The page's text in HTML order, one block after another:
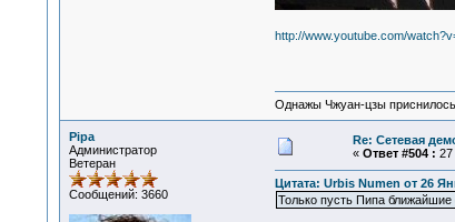
http://www.youtube.com/
Однажы Чжуан-цзы
Pipa
Администратор
Ветеран
Сообщений: 3660
Re: Сетевая
« Ответ #504 : 27
Цитата: Urbis Numen от 26
Только пусть Пипа